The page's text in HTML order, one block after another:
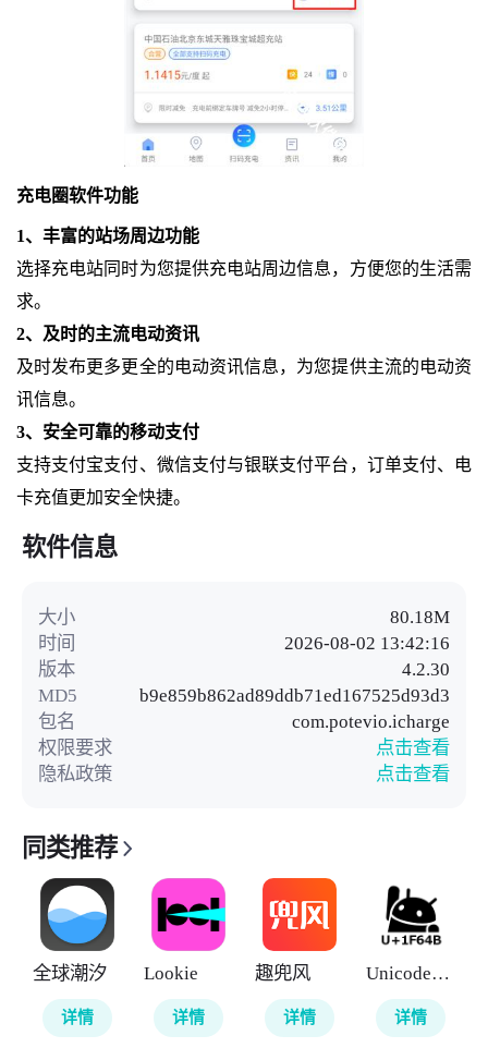
充电圈软件功能
1、丰富的站场周边功能
选择充电站同时为您提供充电站周边信息，方便您的生活需
求。
2、及时的主流电动资讯
及时发布更多更全的电动资讯信息，为您提供主流的电动资
讯信息。
3、安全可靠的移动支付
支持支付宝支付、微信支付与银联支付平台，订单支付、电
卡充值更加安全快捷。
软件信息
大小
80.18M
时间
2026-08-02 13:42:16
版本
4.2.30
MD5
b9e859b862ad89ddb71ed167525d93d3
包名
com.potevio.icharge
权限要求
点击查看
隐私政策
点击查看
同类推荐
全球潮汐
详情
Lookie
详情
趣兜风
详情
UnicodePad
详情